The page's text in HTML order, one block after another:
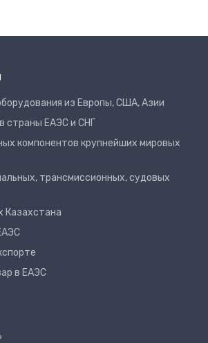
из Европы, США, Азии
страны ЕАЭС и СНГ
компонентов крупнейших мировых
трансмиссионных, судовых
Казахстана
в ЕАЭС